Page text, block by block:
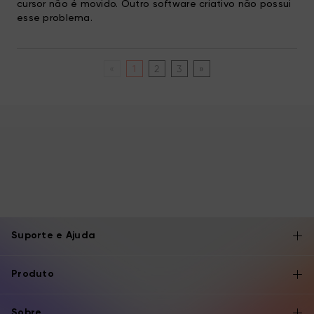
cursor não é movido. Outro software criativo não possui
esse problema.
2 3 »
Suporte e Ajuda
Produto